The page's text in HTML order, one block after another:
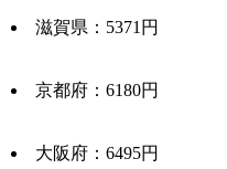
滋賀県：5371円
京都府：6180円
大阪府：6495円